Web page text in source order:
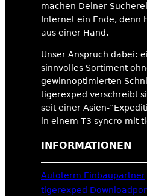
machen Deiner
Internet ein Ende, denn
aus einer Hand.
Unser Anspruch dabei:
sinnvolles Sortiment
gewinnoptimierten
tigerexped verschreibt
seit einer Asien-
in einem T3 syncro mit
INFORMATIONEN
Autoterm Einbaupartner
tigerexped